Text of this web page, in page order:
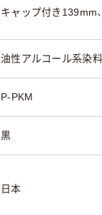
キャップ付き139mm
油性アルコール系染料
P-PKM
黒
日本